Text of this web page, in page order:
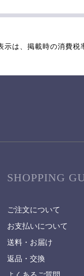
示は、掲載時の消費
SHOPPING
ご注文について
お支払いについて
送料・お届け
返品・交換